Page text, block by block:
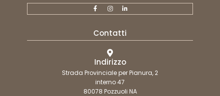
Contatti
Indirizzo
Strada Provinciale per Pianura, 2
interno 47
80078 Pozzuoli NA